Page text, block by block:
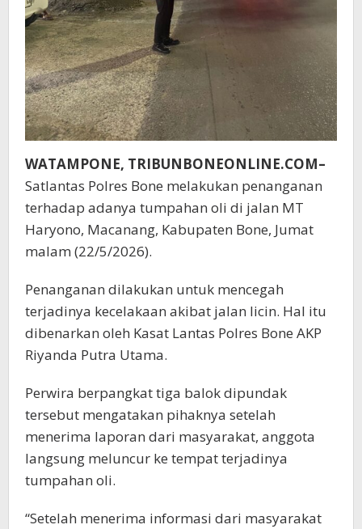
WATAMPONE, TRIBUNBONEONLINE.COM–
Satlantas Polres Bone melakukan penanganan
terhadap adanya tumpahan oli di jalan MT
Haryono, Macanang, Kabupaten Bone, Jumat
malam (22/5/2026).
Penanganan dilakukan untuk mencegah
terjadinya kecelakaan akibat jalan licin. Hal itu
dibenarkan oleh Kasat Lantas Polres Bone AKP
Riyanda Putra Utama.
Perwira berpangkat tiga balok dipundak
tersebut mengatakan pihaknya setelah
menerima laporan dari masyarakat, anggota
langsung meluncur ke tempat terjadinya
tumpahan oli.
“Setelah menerima informasi dari masyarakat